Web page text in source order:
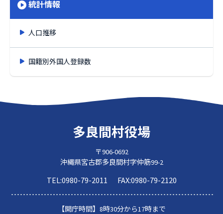
統計情報
人口推移
国籍別外国人登録数
多良間村役場
〒906-0692
沖縄県宮古郡多良間村字仲筋99-2
TEL:0980-79-2011 FAX:0980-79-2120
【開庁時間】 8時30分から17時まで